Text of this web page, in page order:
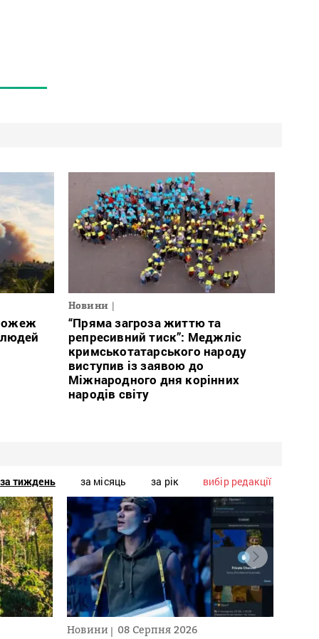
Новини
“Пряма загроза життю та
репресивний тиск”: Меджліс
кримськотатарського народу
виступив із заявою до
Міжнародного дня корінних
народів світу
за тиждень за місяць за рік вибір редакції
Новини 08 Серпня 2026